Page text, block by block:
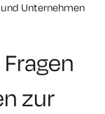
Unternehmen
zur